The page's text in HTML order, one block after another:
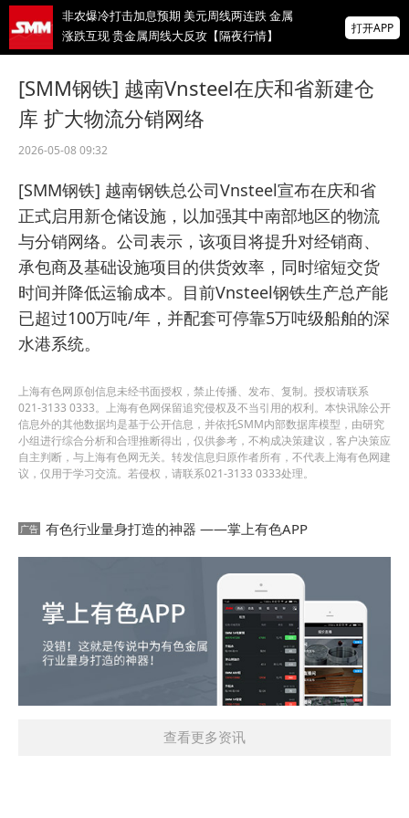
非农爆冷打击加息预期 美元周线两连跌 金属
涨跌互现 贵金属周线大反攻【隔夜行情】
寻锌行业破局发展新机遇
美国拟投30亿美元扶持关键矿产
掌上有色
为有色行业打造的神器
打开APP
[SMM钢铁] 越南Vnsteel在庆和省新建仓
库 扩大物流分销网络
2026-05-08 09:32
[SMM钢铁] 越南钢铁总公司Vnsteel宣布在庆和省
正式启用新仓储设施，以加强其中南部地区的物流
与分销网络。公司表示，该项目将提升对经销商、
承包商及基础设施项目的供货效率，同时缩短交货
时间并降低运输成本。目前Vnsteel钢铁生产总产能
已超过100万吨/年，并配套可停靠5万吨级船舶的深
水港系统。
上海有色网原创信息未经书面授权，禁止传播、发布、复制。授权请联系
021-3133 0333。上海有色网保留追究侵权及不当引用的权利。本快讯除公开
信息外的其他数据均是基于公开信息，并依托SMM内部数据库模型，由研究
小组进行综合分析和合理推断得出，仅供参考，不构成决策建议，客户决策应
自主判断，与上海有色网无关。转发信息归原作者所有，不代表上海有色网建
议，仅用于学习交流。若侵权，请联系021-3133 0333处理。
有色行业量身打造的神器 ——掌上有色APP
查看更多资讯